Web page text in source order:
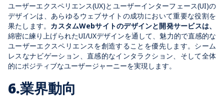
ユーザーエクスペリエンス(UX)とユーザーインターフェース(UI)の
デザインは、あらゆるウェブサイトの成功において重要な役割を
果たします。 カスタムWebサイトのデザインと開発サービスは、
綿密に練り上げられたUI/UXデザインを通して、魅力的で直感的な
ユーザーエクスペリエンスを創造することを優先します。シーム
レスなナビゲーション、直感的なインタラクション、そして全体
的にポジティブなユーザージャーニーを実現します。
6.業界動向